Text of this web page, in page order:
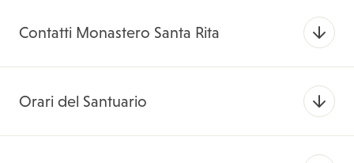
Contatti Monastero Santa Rita
Orari del Santuario